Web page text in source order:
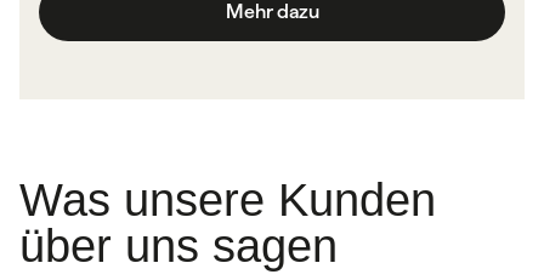
Mehr dazu
Was unsere Kunden
über uns sagen